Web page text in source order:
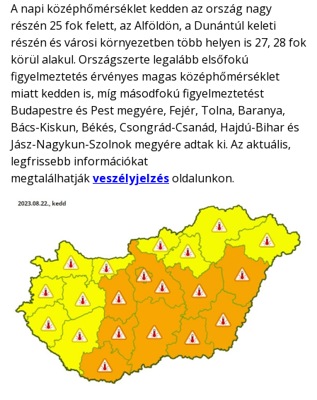
A napi középhőmérséklet kedden az ország nagy
részén 25 fok felett, az Alföldön, a Dunántúl keleti
részén és városi környezetben több helyen is 27, 28 fok
körül alakul. Országszerte legalább elsőfokú
figyelmeztetés érvényes magas középhőmérséklet
miatt kedden is, míg másodfokú figyelmeztetést
Budapestre és Pest megyére, Fejér, Tolna, Baranya,
Bács-Kiskun, Békés, Csongrád-Csanád, Hajdú-Bihar és
Jász-Nagykun-Szolnok megyére adtak ki. Az aktuális,
legfrissebb információkat
megtalálhatjákveszélyjelzésoldalunkon.